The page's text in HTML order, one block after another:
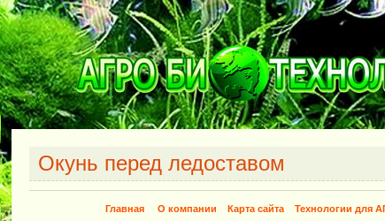
Окунь перед ледоставом
Главная О компании Карта сайта Технологии для